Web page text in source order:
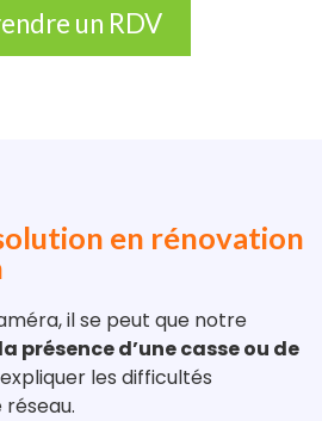
un RDV
en rénovation
il se peut que notre
la présence d’une casse ou de
les difficultés